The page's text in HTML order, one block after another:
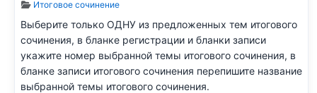
Информация о материале
Итоговое сочинение
Выберите только ОДНУ из предложенных тем итогового
сочинения, в бланке регистрации и бланки записи
укажите номер выбранной темы итогового сочинения, в
бланке записи итогового сочинения перепишите название
выбранной темы итогового сочинения.